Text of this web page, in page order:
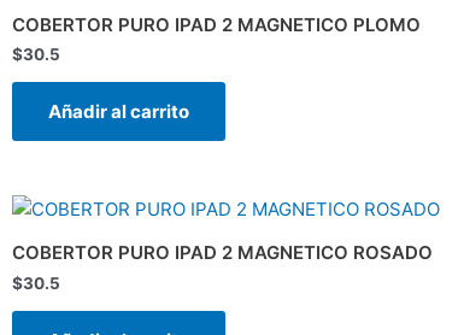
COBERTOR PURO IPAD 2 MAGNETICO PLOMO
$30.5
Añadir al carrito
COBERTOR PURO IPAD 2 MAGNETICO ROSADO
$30.5